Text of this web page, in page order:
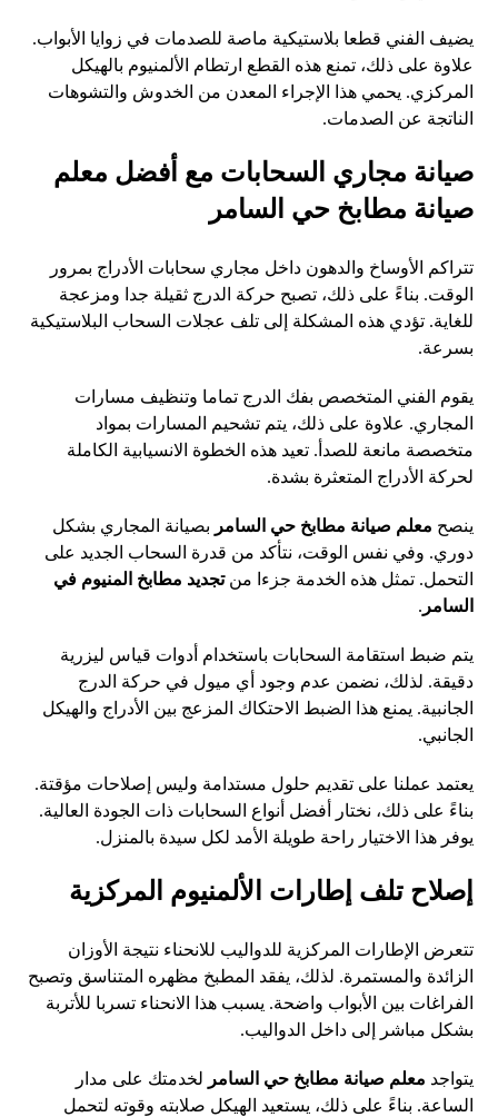
يضيف الفني قطعا بلاستيكية ماصة للصدمات في زوايا الأبواب.
علاوة على ذلك، تمنع هذه القطع ارتطام الألمنيوم بالهيكل
المركزي. يحمي هذا الإجراء المعدن من الخدوش والتشوهات
الناتجة عن الصدمات.
صيانة مجاري السحابات مع أفضل معلم
صيانة مطابخ حي السامر
تتراكم الأوساخ والدهون داخل مجاري سحابات الأدراج بمرور
الوقت. بناءً على ذلك، تصبح حركة الدرج ثقيلة جدا ومزعجة
للغاية. تؤدي هذه المشكلة إلى تلف عجلات السحاب البلاستيكية
بسرعة.
يقوم الفني المتخصص بفك الدرج تماما وتنظيف مسارات
المجاري. علاوة على ذلك، يتم تشحيم المسارات بمواد
متخصصة مانعة للصدأ. تعيد هذه الخطوة الانسيابية الكاملة
لحركة الأدراج المتعثرة بشدة.
ينصح معلم صيانة مطابخ حي السامر بصيانة المجاري بشكل
دوري. وفي نفس الوقت، نتأكد من قدرة السحاب الجديد على
التحمل. تمثل هذه الخدمة جزءا منتجديد مطابخ المنيوم في
السامر .
يتم ضبط استقامة السحابات باستخدام أدوات قياس ليزرية
دقيقة. لذلك، نضمن عدم وجود أي ميول في حركة الدرج
الجانبية. يمنع هذا الضبط الاحتكاك المزعج بين الأدراج والهيكل
الجانبي.
يعتمد عملنا على تقديم حلول مستدامة وليس إصلاحات مؤقتة.
بناءً على ذلك، نختار أفضل أنواع السحابات ذات الجودة العالية.
يوفر هذا الاختيار راحة طويلة الأمد لكل سيدة بالمنزل.
إصلاح تلف إطارات الألمنيوم المركزية
تتعرض الإطارات المركزية للدواليب للانحناء نتيجة الأوزان
الزائدة والمستمرة. لذلك، يفقد المطبخ مظهره المتناسق وتصبح
الفراغات بين الأبواب واضحة. يسبب هذا الانحناء تسربا للأتربة
بشكل مباشر إلى داخل الدواليب.
يتواجد معلم صيانة مطابخ حي السامر لخدمتك على مدار
الساعة. بناءً على ذلك، يستعيد الهيكل صلابته وقوته لتحمل